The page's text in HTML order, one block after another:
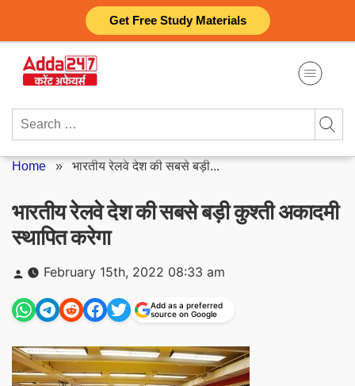
Get Free Study Materials
content
Search
Home » भारतीय रेलवे देश की सबसे बड़ी...
भारतीय रेलवे देश की सबसे बड़ी कुश्ती अकादमी
स्थापित करेगा
Posted
by
February 15th, 2022 08:33 am
Add as a preferred
source on Google